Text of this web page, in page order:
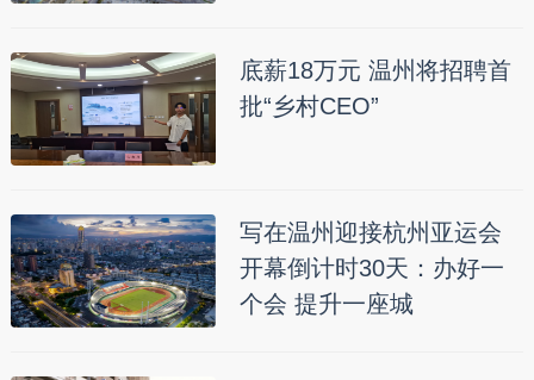
底薪18万元 温州将招聘首
批“乡村CEO”
写在温州迎接杭州亚运会
开幕倒计时30天：办好一
个会 提升一座城